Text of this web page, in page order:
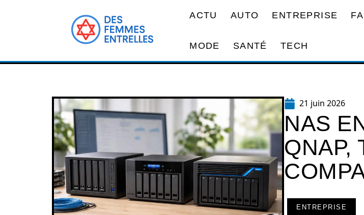
ACTU AUTO ENTREPRISE
MODE SANTÉ TECH
21 juin 2026
NAS
QNAP,
ENTREPRISE